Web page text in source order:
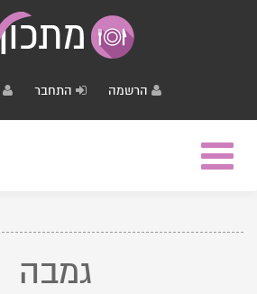
הרשמה התחבר
Toggle
navigation
גמבה